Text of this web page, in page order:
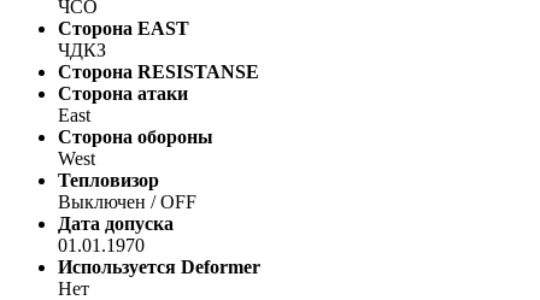
ЧСО
Сторона EAST
ЧДКЗ
Сторона RESISTANSE
Сторона атаки
East
Сторона обороны
West
Тепловизор
Выключен / OFF
Дата допуска
01.01.1970
Используется Deformer
Нет